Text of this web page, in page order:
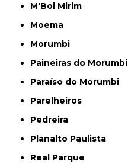
M'Boi Mirim
Moema
Morumbi
Paineiras do Morumbi
Paraíso do Morumbi
Parelheiros
Pedreira
Planalto Paulista
Real Parque